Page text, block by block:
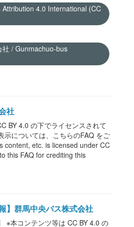
4.0 International (CC
社 / Gunmachuo-bus
社
BY 4.0 の下でライセンスされて
示については、こちらのFAQ をご
content, etc. is licensed under CC
this FAQ for crediting this
】群馬中央バス株式会社
※本コンテンツ等は CC BY 4.0 の